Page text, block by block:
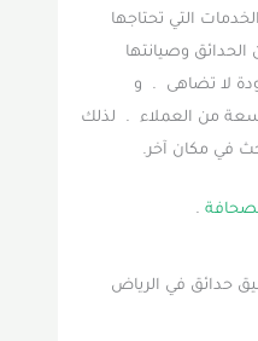
التي تحتاجها
الحدائق وصيانتها
لا تضاهى . و
من العملاء . لذلك
في مكان آخر.
.
حدائق في الرياض